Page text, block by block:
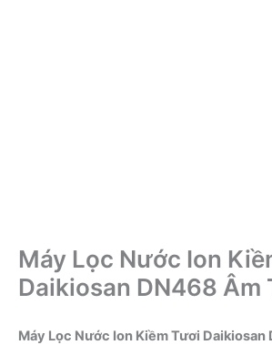
Máy Lọc Nước Ion
Daikiosan DN468 Âm
Máy Lọc Nước Ion Kiềm Tươi Daikiosan